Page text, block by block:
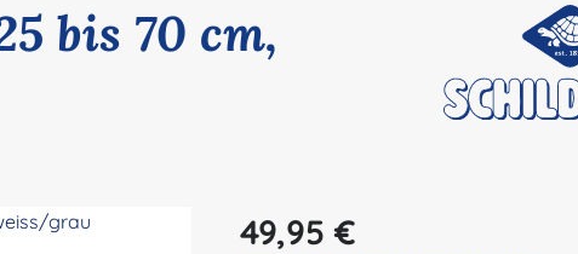
bis 70 cm,
Regulärer Preis:
49,95 €